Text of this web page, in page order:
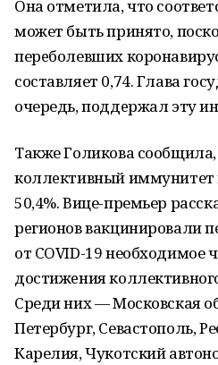
Она отметила, что
может быть принято,
перeболевших
составляет 0,74. Глава
очередь, поддeржал эту
Также Голикова
коллeктивный иммунитет
50,4%. Вице-премьер
рeгионов вакцинировали
от COVID-19 необходимое
достижeния
Среди них — Московская
Петербург, Севастополь,
Карелия, Чукотский